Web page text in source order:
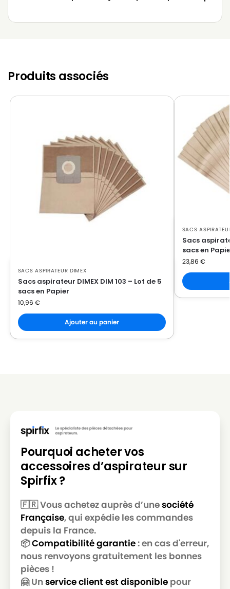
Produits associés
SACS ASPIRATEUR DIMEX
Sacs aspirateur DIMEX DIM 103 – Lot de 5
sacs en Papier
10,96 €
Ajouter au panier
SACS
Sacs
sacs en
23,86 €
Pourquoi acheter vos
accessoires d’aspirateur sur
Spirfix ?
🇫🇷 Vous achetez auprès d’unesociété
Française, qui expédie les commandes
depuis la France.
📦Compatibilité garantie: en cas d'erreur,
nous renvoyons gratuitement les bonnes
pièces !
🤗 Un service client est disponible pour